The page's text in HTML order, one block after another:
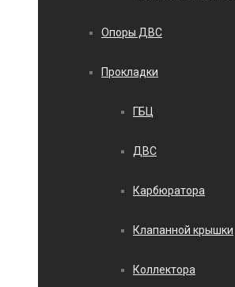
Опоры ДВС
Прокладки
ГБЦ
ДВС
Карбюратора
Клапанной крышки
Коллектора